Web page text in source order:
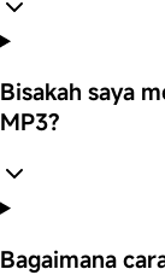
Bisakah saya
MP3?
Bagaimana